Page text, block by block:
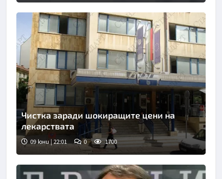
Чистка заради шокиращите цени на
лекарствата
09 юни | 22:01 0 1700